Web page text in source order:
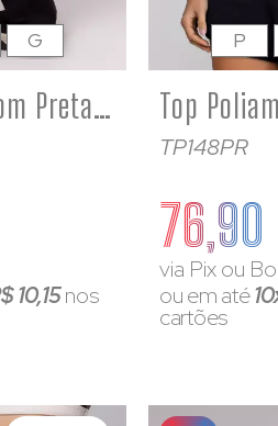
Calça de Moletom Preta Feminino Soltinho
10,15nos
G
TP148PR
76,90
via Pix ou
ou em até
cartões
P